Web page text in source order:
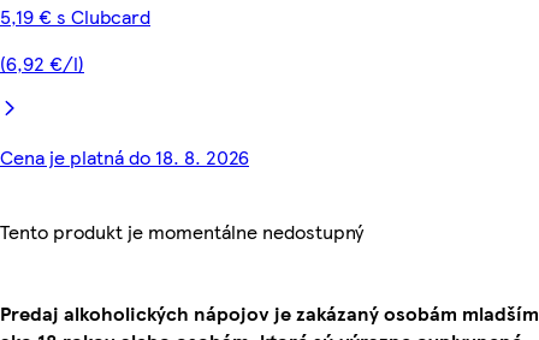
5,19 € s Clubcard
(6,92 €/l)
Cena je platná do 18. 8. 2026
Tento produkt je momentálne nedostupný
Predaj alkoholických nápojov je zakázaný osobám mladším